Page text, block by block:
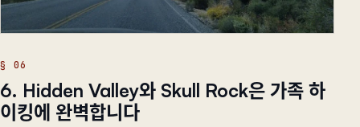
6. Hidden Valley와 Skull Rock은 가족 하
이킹에 완벽합니다